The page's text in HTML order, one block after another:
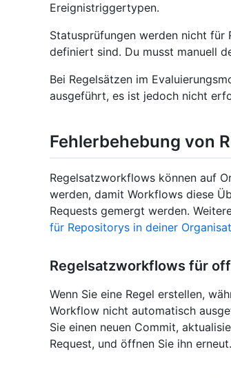
Ereignistriggertypen.
Statusprüfungen werden nicht
definiert sind. Du musst manuell
Bei Regelsätzen im
ausgeführt, es ist jedoch nicht
Fehlerbehebung von
Regelsatzworkflows können auf
werden, damit Workflows diese
Requests gemergt werden.
für Repositorys in deiner
Regelsatzworkflows für
Wenn Sie eine Regel erstellen,
Workflow nicht automatisch
Sie einen neuen Commit,
Request, und öffnen Sie ihn erneut.